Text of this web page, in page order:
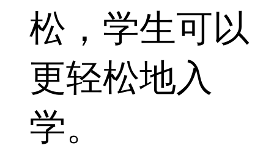
松，学生可以
更轻松地入
学。